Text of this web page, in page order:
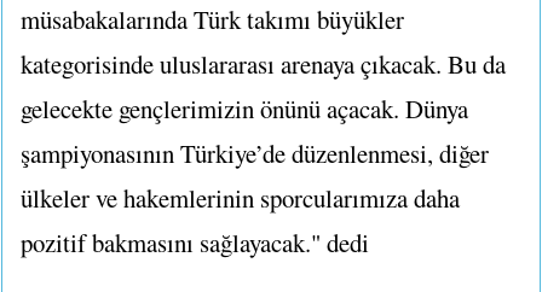
müsabakalarında Türk takımı büyükler
kategorisinde uluslararası arenaya çıkacak. Bu da
gelecekte gençlerimizin önünü açacak. Dünya
şampiyonasının Türkiye’de düzenlenmesi, diğer
ülkeler ve hakemlerinin sporcularımıza daha
pozitif bakmasını sağlayacak." dedi